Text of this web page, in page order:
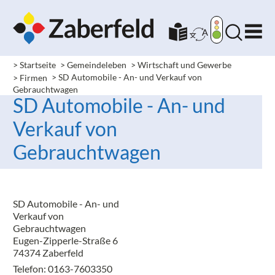
> Startseite > Gemeindeleben > Wirtschaft und Gewerbe
> Firmen > SD Automobile - An- und Verkauf von
Gebrauchtwagen
SD Automobile - An- und
Verkauf von
Gebrauchtwagen
SD Automobile - An- und
Verkauf von
Gebrauchtwagen
Eugen-Zipperle-Straße 6
74374 Zaberfeld
Telefon: 0163-7603350